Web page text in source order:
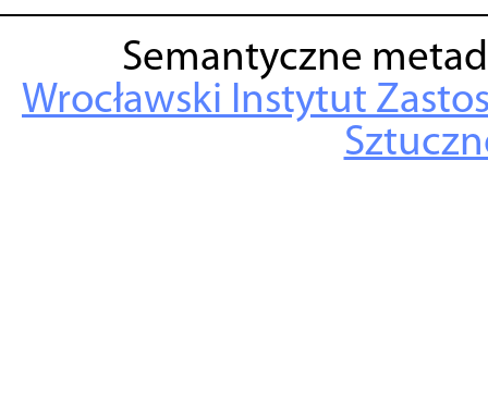
Semantyczne
Wrocławski Instytut